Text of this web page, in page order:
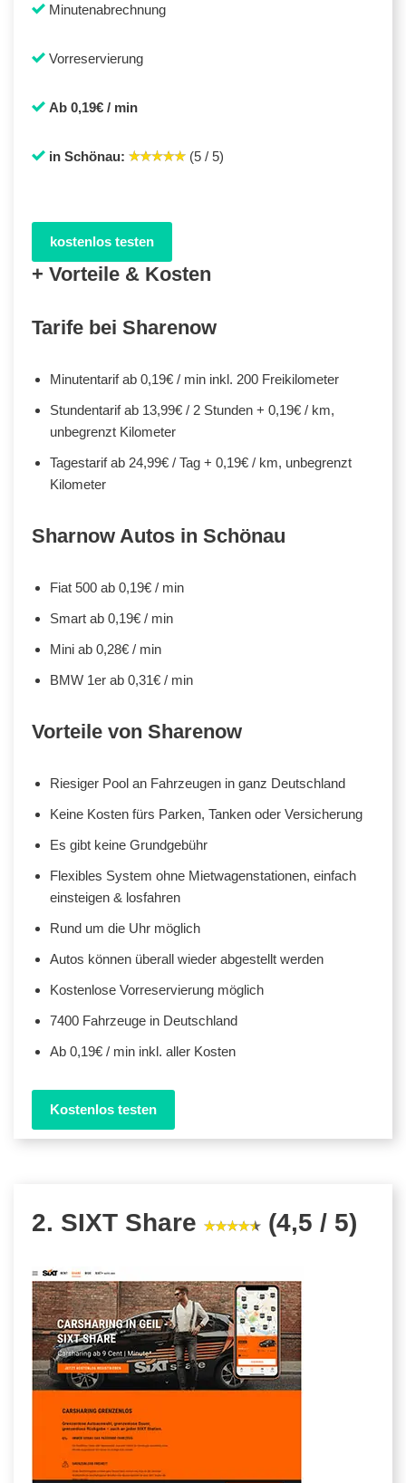
Minutenabrechnung
Vorreservierung
Ab 0,19€ / min
in Schönau: (5 / 5)
kostenlos testen
+ Vorteile & Kosten
Tarife bei Sharenow
Minutentarif ab 0,19€ / min inkl. 200 Freikilometer
Stundentarif ab 13,99€ / 2 Stunden + 0,19€ / km,
unbegrenzt Kilometer
Tagestarif ab 24,99€ / Tag + 0,19€ / km, unbegrenzt
Kilometer
Sharnow Autos in Schönau
Fiat 500 ab 0,19€ / min
Smart ab 0,19€ / min
Mini ab 0,28€ / min
BMW 1er ab 0,31€ / min
Vorteile von Sharenow
Riesiger Pool an Fahrzeugen in ganz Deutschland
Keine Kosten fürs Parken, Tanken oder Versicherung
Es gibt keine Grundgebühr
Flexibles System ohne Mietwagenstationen, einfach
einsteigen & losfahren
Rund um die Uhr möglich
Autos können überall wieder abgestellt werden
Kostenlose Vorreservierung möglich
7400 Fahrzeuge in Deutschland
Ab 0,19€ / min inkl. aller Kosten
Kostenlos testen
2. SIXT Share (4,5 / 5)